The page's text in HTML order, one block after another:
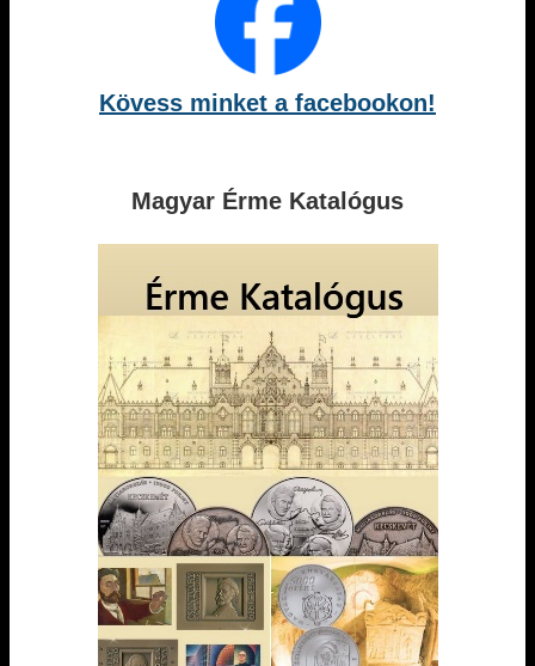
Kövess minket a facebookon!
Magyar Érme Katalógus